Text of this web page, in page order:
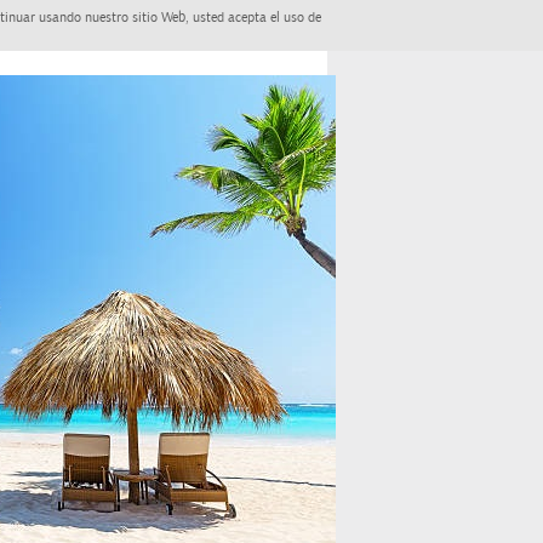
usando nuestro sitio Web, usted acepta el uso de